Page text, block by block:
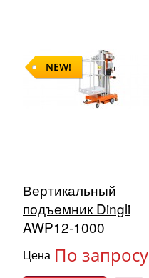
NEW!
Вертикальный
подъемник Dingli
AWP12-1000
Цена По запросу